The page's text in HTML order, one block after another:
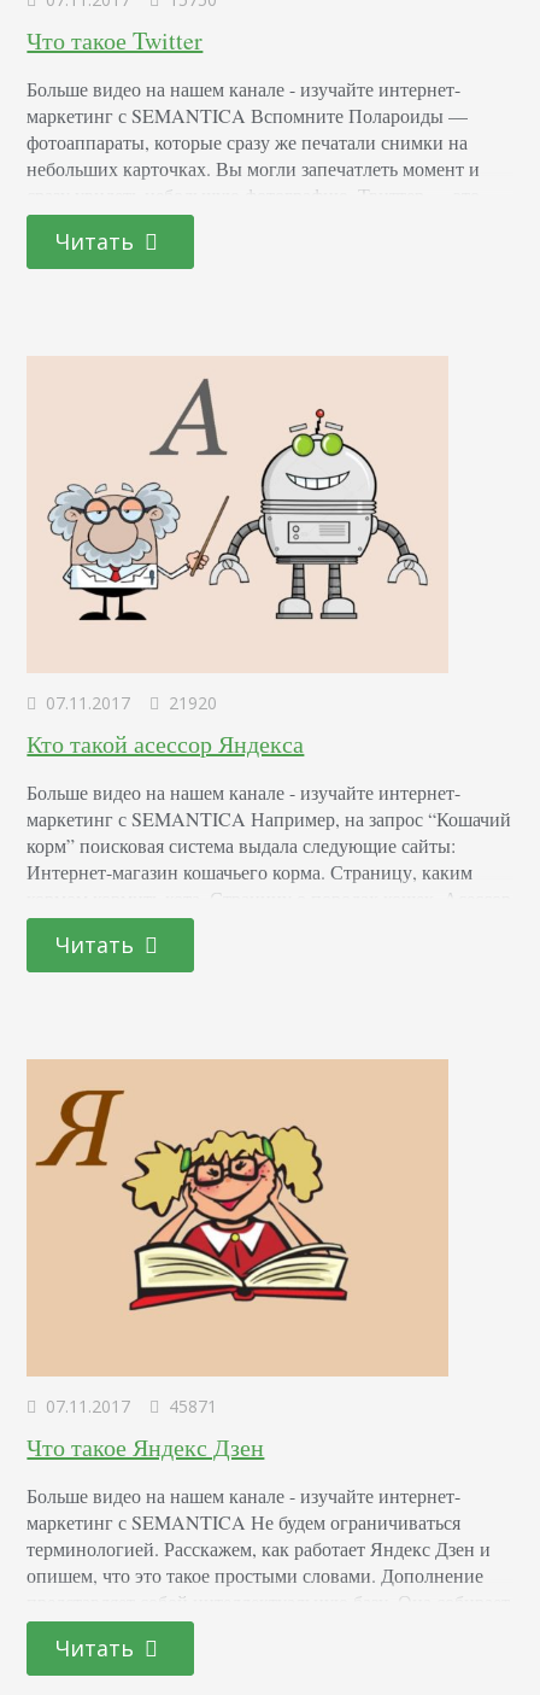
Что такое Twitter
Больше видео на нашем канале - изучайте интернет-
маркетинг с SEMANTICA Вспомните Полароиды —
фотоаппараты, которые сразу же печатали снимки на
небольших карточках. Вы могли запечатлеть момент и
сразу увидеть небольшую фотографию. Твиттер — это
микроблог. Вы не напишите в нем большой лонгрид,
вместо этого — поделитесь очень емко своей мыслью или
эмоцией. В чем суть Твиттера Каждый человек может
Читать
07.11.2017 21920
Кто такой асессор Яндекса
Больше видео на нашем канале - изучайте интернет-
маркетинг с SEMANTICA Например, на запрос “Кошачий
корм” поисковая система выдала следующие сайты:
Интернет-магазин кошачьего корма. Страницу, каким
кормом кормить кота. Страницу о породах кошек. Асессор
оценивает, правильно ли составлена выборка поисковой
системой. Например, под запрос подходит лучше всего
контент первого сайта. А породы кошек и корма — это
Читать
07.11.2017 45871
Что такое Яндекс Дзен
Больше видео на нашем канале - изучайте интернет-
маркетинг с SEMANTICA Не будем ограничиваться
терминологией. Расскажем, как работает Яндекс Дзен и
опишем, что это такое простыми словами. Дополнение
представляет собой интеллектуальную базу. Она собирает
информацию о страницах, которые вы посещали раньше,
и предлагает новости, основываясь на ваших
предпочтениях. Особенность заключается в том, что вы
Читать